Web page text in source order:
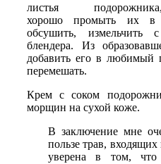
листья подорожника,
хорошо промыть их в
обсушить,
блендера. Из
добавить его в любимый
перемешать.
Крем с соком
морщин на сухой коже.
В заключение мне
пользе трав,
уверена в том,